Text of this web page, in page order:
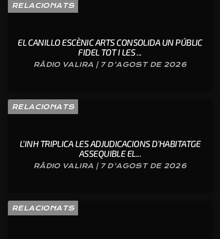
RELACIONATS
EL CANILLO ESCÈNIC ARTS CONSOLIDA UN PÚBLIC
FIDEL TOT I LES ...
RÀDIO VALIRA | 7 D'AGOST DE 2026
RELACIONATS
L’INH TRIPLICA LES ADJUDICACIONS D’HABITATGE
ASSEQUIBLE EL...
RÀDIO VALIRA | 7 D'AGOST DE 2026
RELACIONATS